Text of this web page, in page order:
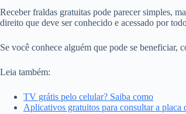
Receber fraldas gratuitas pode parecer simples,
direito que deve ser conhecido e acessado por
Se você conhece alguém que pode se beneficiar,
Leia também:
TV grátis pelo celular? Saiba como
Aplicativos gratuitos para consultar a placa